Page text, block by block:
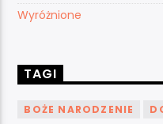
Wyróżnione
TAGI
BOŻE NARODZENIE